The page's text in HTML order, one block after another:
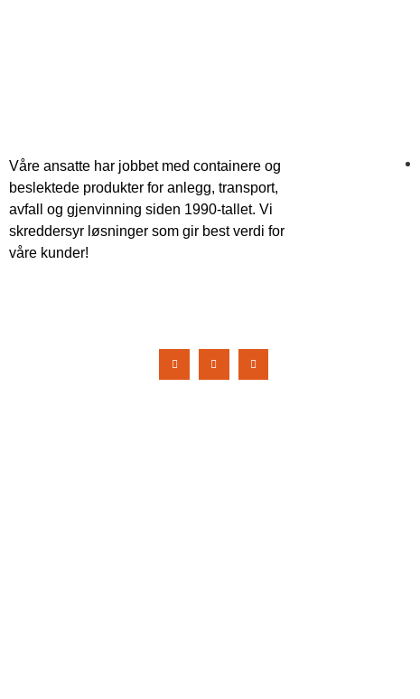
Våre ansatte har jobbet med containere og
beslektede produkter for anlegg, transport,
avfall og gjenvinning siden 1990-tallet. Vi
skreddersyr løsninger som gir best verdi for
våre kunder!